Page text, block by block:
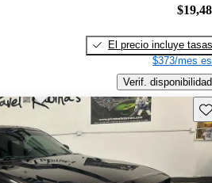
El precio incluye tasas
$373/mes
Verif. disponibilidad